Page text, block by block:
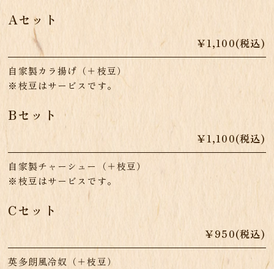
Aセット
￥1,100(税込)
自家製カラ揚げ（＋枝豆）
※枝豆はサービスです。
Bセット
￥1,100(税込)
自家製チャーシュー（＋枝豆）
※枝豆はサービスです。
Cセット
￥950(税込)
英多朗風冷奴（＋枝豆）